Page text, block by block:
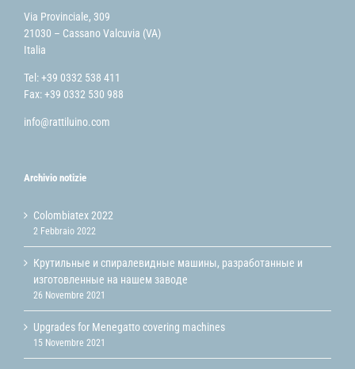
Via Provinciale, 309
21030 – Cassano Valcuvia (VA)
Italia
Tel: +39 0332 538 411
Fax: +39 0332 530 988
info@rattiluino.com
Archivio notizie
Colombiatex 2022
2 Febbraio 2022
Крутильные и спиралевидные машины, разработанные и
изготовленные на нашем заводе
26 Novembre 2021
Upgrades for Menegatto covering machines
15 Novembre 2021